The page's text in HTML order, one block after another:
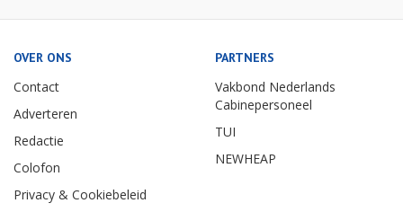
OVER ONS
Contact
Adverteren
Redactie
Colofon
Privacy & Cookiebeleid
PARTNERS
Vakbond Nederlands
Cabinepersoneel
TUI
NEWHEAP